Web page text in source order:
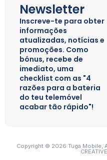
Newsletter
Inscreve-te para obter
informações
atualizadas, notícias e
promoções. Como
bónus, recebe de
imediato, uma
checklist com as "4
razões para a bateria
do teu telemóvel
acabar tão rápido"!
Copyright © 2026 Tuga Mobile,